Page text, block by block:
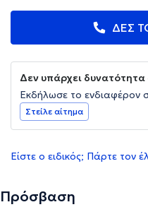
ΔΕΣ
Δεν υπάρχει
Εκδήλωσε το ενδιαφέρον
Στείλε αίτημα
Είστε ο ειδικός; Πάρτε τον
Πρόσβαση